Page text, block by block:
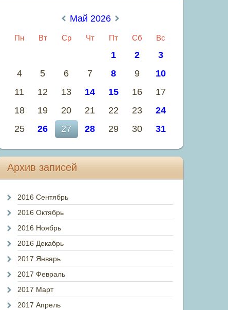
«Май 2026 »
Пн Вт Ср Чт Пт Сб Вс
1 2
3
4
5 6 7 8 9
10
11
12 13 14 15 16
17
18
19 20 21 22 23
24
25
26 27 28 29 30 31
Архив записей
2016 Сентябрь
2016 Октябрь
2016 Ноябрь
2016 Декабрь
2017 Январь
2017 Февраль
2017 Март
2017 Апрель